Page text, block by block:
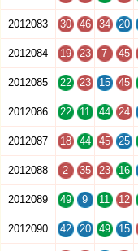
2012083 30 46 34 20
2012084 19 23 7 45
2012085 22 23 15 45
2012086 22 11 44 24
2012087 18 44 45 25
2012088 2 35 23 16
2012089 49 9 11 12
2012090 42 20 49 15